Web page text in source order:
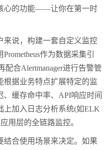
心的功能——让你在第一时
说，构建一套自定义监控
作为数据采集引
配合Alertmanager进行告警管
根据业务特点扩展特定的监
缓存命中率、API响应时间
上加入日志分析系统(如ELK
用层的全链路监控。
合使用场景来决定。如果